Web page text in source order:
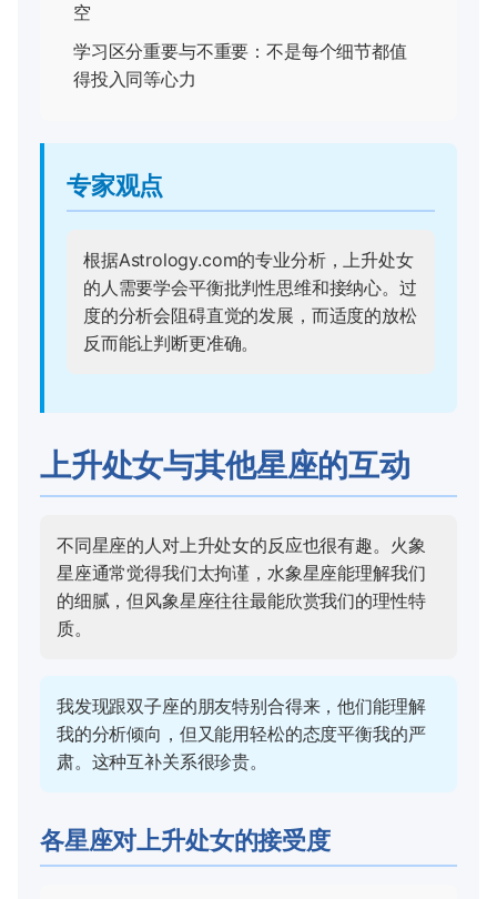
空
学习区分重要与不重要：不是每个细节都值
得投入同等心力
专家观点
根据Astrology.com的专业分析，上升处女
的人需要学会平衡批判性思维和接纳心。过
度的分析会阻碍直觉的发展，而适度的放松
反而能让判断更准确。
上升处女与其他星座的互动
不同星座的人对上升处女的反应也很有趣。火象
星座通常觉得我们太拘谨，水象星座能理解我们
的细腻，但风象星座往往最能欣赏我们的理性特
质。
我发现跟双子座的朋友特别合得来，他们能理解
我的分析倾向，但又能用轻松的态度平衡我的严
肃。这种互补关系很珍贵。
各星座对上升处女的接受度